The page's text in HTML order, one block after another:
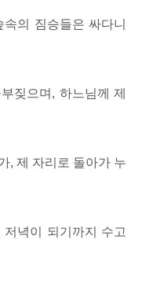
의 짐승들은 싸다니
짖으며, 하느님께 제
, 제 자리로 돌아가 누
녁이 되기까지 수고